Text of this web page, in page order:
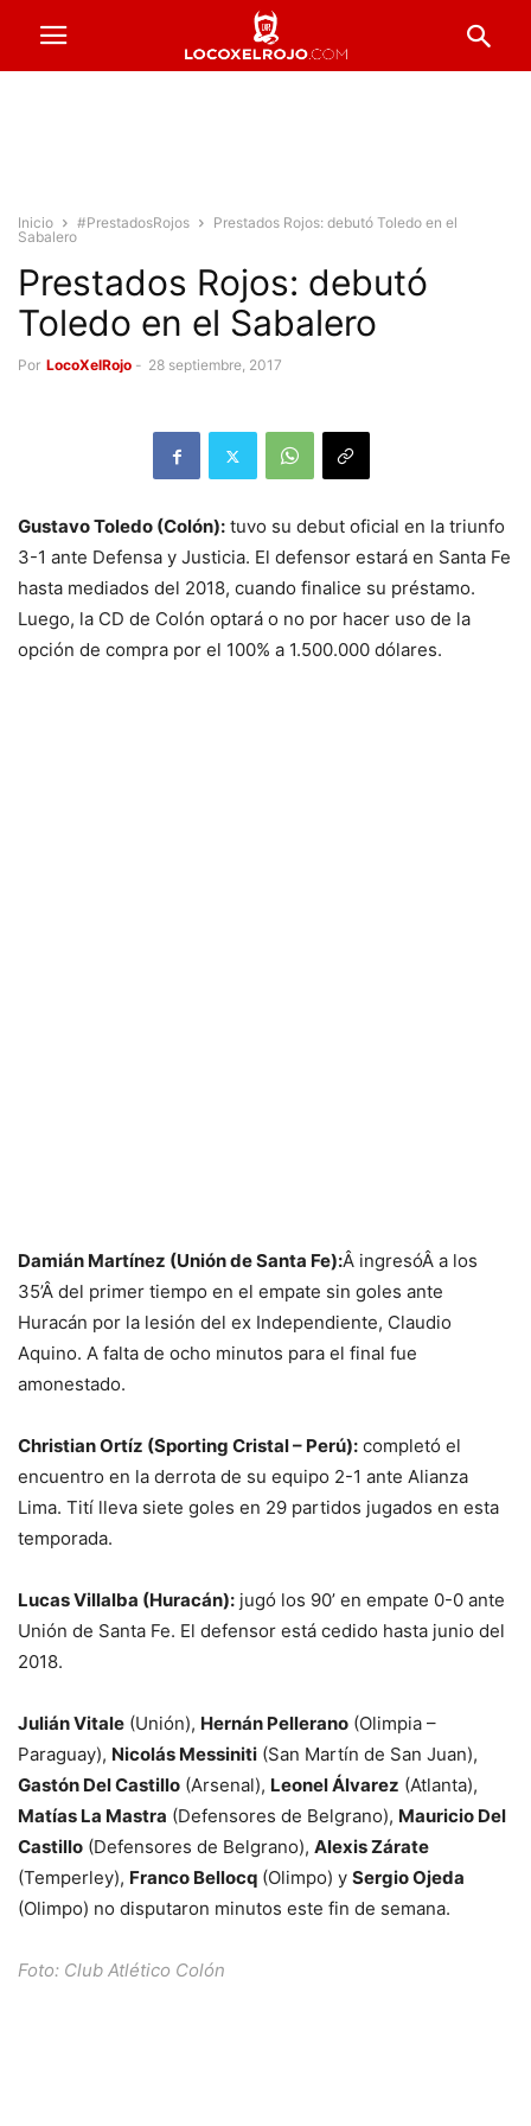
Inicio #PrestadosRojos
Prestados Rojos: debutó Toledo en el
Sabalero
Prestados Rojos: debutó
Toledo en el Sabalero
Por LocoXelRojo - 28 septiembre, 2017
Gustavo Toledo (Colón): tuvo su debut oficial en la triunfo
3-1 ante Defensa y Justicia. El defensor estará en Santa Fe
hasta mediados del 2018, cuando finalice su préstamo.
Luego, la CD de Colón optará o no por hacer uso de la
opción de compra por el 100% a 1.500.000 dólares.
Damián Martínez (Unión de Santa Fe):Â ingresóÂ a los
35’Â del primer tiempo en el empate sin goles ante
Huracán por la lesión del ex Independiente, Claudio
Aquino. A falta de ocho minutos para el final fue
amonestado.
Christian Ortíz (Sporting Cristal – Perú): completó el
encuentro en la derrota de su equipo 2-1 ante Alianza
Lima. Tití lleva siete goles en 29 partidos jugados en esta
temporada.
Lucas Villalba (Huracán): jugó los 90’ en empate 0-0 ante
Unión de Santa Fe. El defensor está cedido hasta junio del
2018.
Julián Vitale (Unión), Hernán Pellerano (Olimpia –
Paraguay), Nicolás Messiniti (San Martín de San Juan),
Gastón Del Castillo (Arsenal), Leonel Álvarez (Atlanta),
Matías La Mastra (Defensores de Belgrano), Mauricio Del
Castillo (Defensores de Belgrano), Alexis Zárate
(Temperley), Franco Bellocq (Olimpo) y Sergio Ojeda
(Olimpo) no disputaron minutos este fin de semana.
Foto: Club Atlético Colón